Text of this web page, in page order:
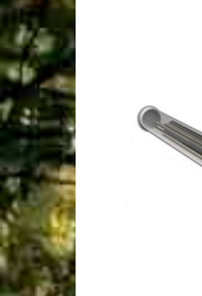
ДОСТАВКА